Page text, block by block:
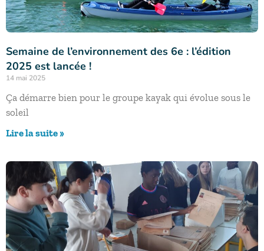
Semaine de l’environnement des 6e : l’édition
2025 est lancée !
14 mai 2025
Ça démarre bien pour le groupe kayak qui évolue sous le
soleil
Lire la suite »